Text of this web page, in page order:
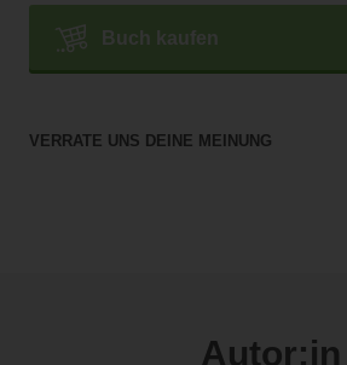
Buch kaufen
VERRATE UNS DEINE MEINUNG
Autor:in